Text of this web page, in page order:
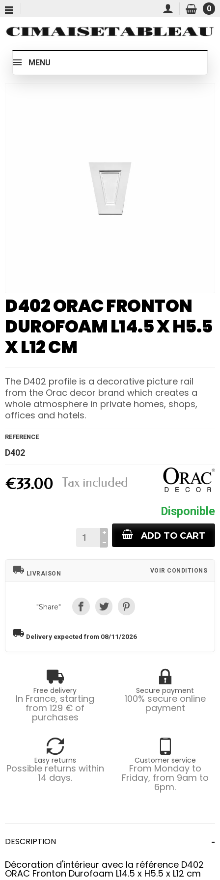
0
MENU
D402 ORAC FRONTON
DUROFOAM L14.5 X H5.5
X L12 CM
The D402 profile is a decorative picture rail
from the Orac decor brand which creates a
whole atmosphere in private homes, shops,
offices and hotels.
REFERENCE
D402
€33.00 Tax included
Disponible
ADD TO CART
local_shipping LIVRAISON VOIR CONDITIONS
"Share"
local_shipping Delivery expected from 08/11/2026
Free delivery
In France, starting
from 129 € of
purchases
Secure payment
100% secure online
payment
Easy returns
Possible returns within
14 days.
Customer service
From Monday to
Friday, from 9am to
6pm.
DESCRIPTION
Décoration d'intérieur avec la référence D402
ORAC Fronton Durofoam L14.5 x H5.5 x L12 cm